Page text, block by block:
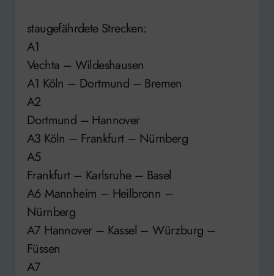
staugefährdete Strecken:
A1
Vechta – Wildeshausen
A1 Köln – Dortmund – Bremen
A2
Dortmund – Hannover
A3 Köln – Frankfurt – Nürnberg
A5
Frankfurt – Karlsruhe – Basel
A6 Mannheim – Heilbronn –
Nürnberg
A7 Hannover – Kassel – Würzburg –
Füssen
A7